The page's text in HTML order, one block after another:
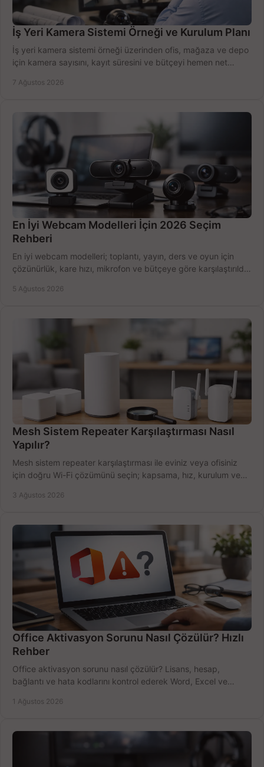
İş Yeri Kamera Sistemi Örneği ve Kurulum Planı
İş yeri kamera sistemi örneği üzerinden ofis, mağaza ve depo
için kamera sayısını, kayıt süresini ve bütçeyi hemen net
7 Ağustos 2026
En İyi Webcam Modelleri İçin 2026 Seçim
Rehberi
En iyi webcam modelleri; toplantı, yayın, ders ve oyun için
çözünürlük, kare hızı, mikrofon ve bütçeye göre karşılaştırıldı.
5 Ağustos 2026
Mesh Sistem Repeater Karşılaştırması Nasıl
Yapılır?
Mesh sistem repeater karşılaştırması ile eviniz veya ofisiniz
için doğru Wi-Fi çözümünü seçin; kapsama, hız, kurulum ve
3 Ağustos 2026
Office Aktivasyon Sorunu Nasıl Çözülür? Hızlı
Rehber
Office aktivasyon sorunu nasıl çözülür? Lisans, hesap,
bağlantı ve hata kodlarını kontrol ederek Word, Excel ve
1 Ağustos 2026